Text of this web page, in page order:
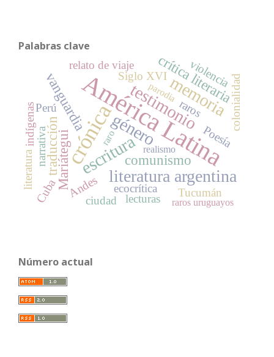
Palabras clave
América Latina
crónicagénero
escritura
testimonio
memoria
literatura argentina
comunismo
Mariátegui
traducción
vanguardia crítica literaria
Andes
Siglo XVI
Poesía
violencia
relato de viaje
Tucumán
raros
narrativa
indígenas colonialidad
ecocrítica
lecturas
Cuba
literatura
Perú
ciudad raros uruguayos
parodia
realismo
raro
Número actual